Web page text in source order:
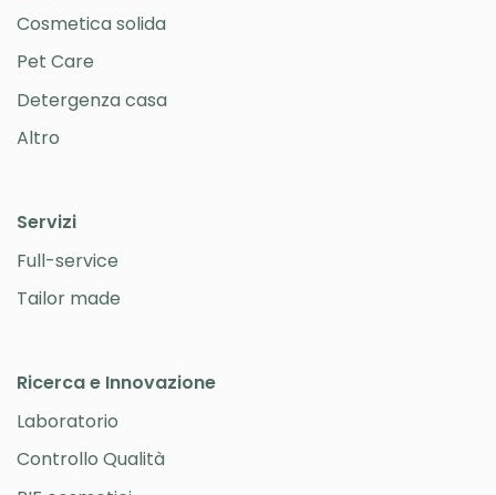
Cosmetica solida
Pet Care
Detergenza casa
Altro
Servizi
Full-service
Tailor made
Ricerca e Innovazione
Laboratorio
Controllo Qualità